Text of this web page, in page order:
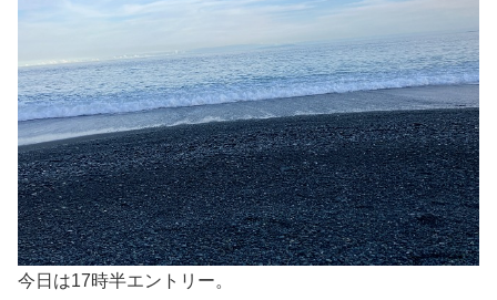
今日は17時半エントリー。